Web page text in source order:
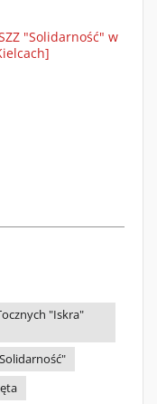
"Solidarność" w
"Iskra"